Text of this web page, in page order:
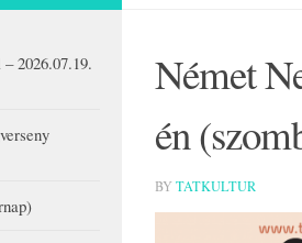
Német
én
BY TATKULTUR
2026.07.19.